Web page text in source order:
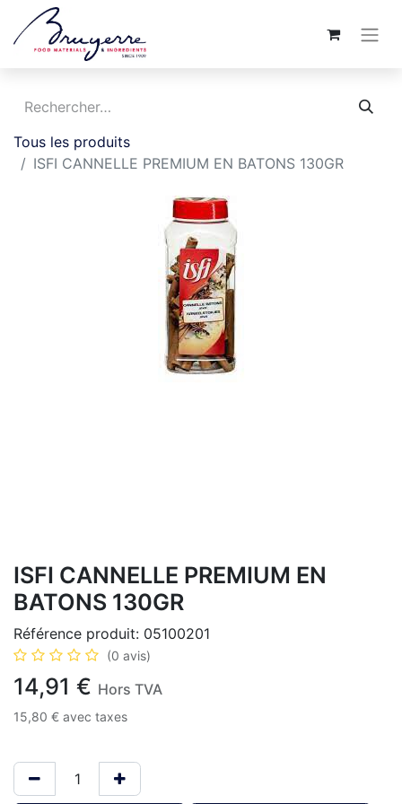
Tous les produits
ISFI CANNELLE PREMIUM EN BATONS 130GR
ISFI CANNELLE PREMIUM EN
BATONS 130GR
Référence produit: 05100201
(0 avis)
14,91 € Hors TVA
15,80 € avec taxes